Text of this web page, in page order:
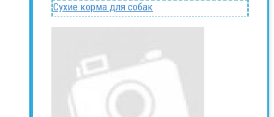
Сухие корма для собак